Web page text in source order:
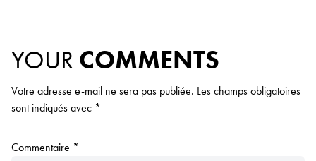
YOUR COMMENTS
Votre adresse e-mail ne sera pas publiée. Les champs obligatoires
sont indiqués avec *
Commentaire *